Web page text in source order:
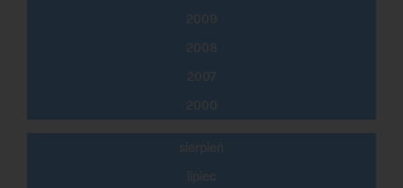
2009
2008
2007
2000
sierpień
lipiec